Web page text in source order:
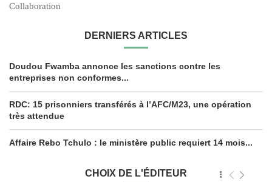
Collaboration
DERNIERS ARTICLES
Doudou Fwamba annonce les sanctions contre les
entreprises non conformes...
RDC: 15 prisonniers transférés à l’AFC/M23, une opération
très attendue
Affaire Rebo Tchulo : le ministère public requiert 14 mois...
CHOIX DE L'ÉDITEUR